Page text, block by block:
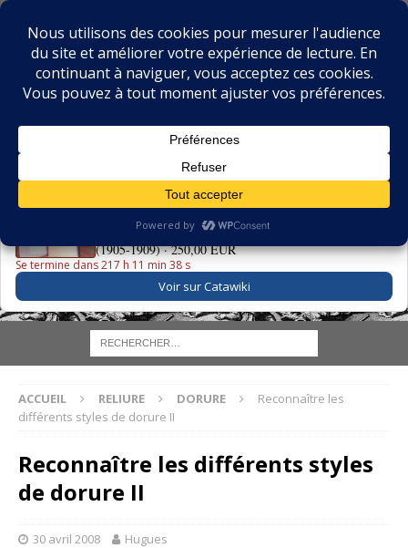
BIBLIOPHILIE.COM
LE BLOG DU BIBLIOPHILE, DES BIBLIOPHILES, DE LA
La Grande Danse Macabre des Vifs - Martin van Maële
(1905-1909) ·250,00 EUR
Se termine dans 217 h 11 min 37 s
Voir sur Catawiki
ACCUEIL RELIURE DORURE
Reconnaître les
différents styles de dorure II
Reconnaître les différents styles
de dorure II
30 avril 2008 Hugues